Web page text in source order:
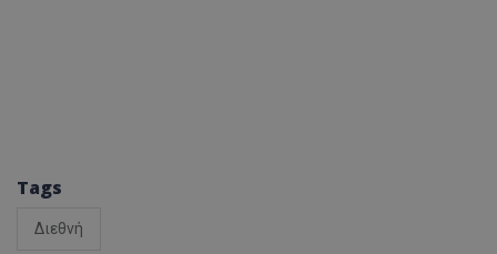
Tags
Διεθνή